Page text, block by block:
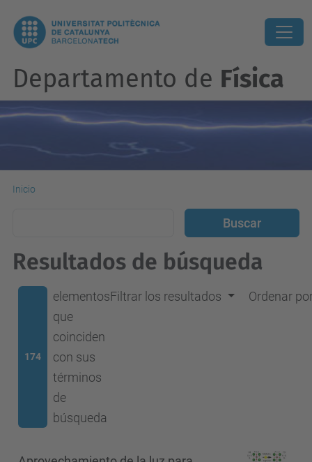
Departamento de Física
Inicio
Resultados de búsqueda
174
elementos
que
coinciden
con sus
términos
de
búsqueda
Filtrar los resultados Ordenar